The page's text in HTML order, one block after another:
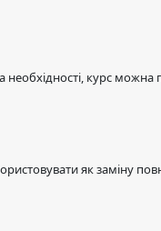
курс можна
як заміну